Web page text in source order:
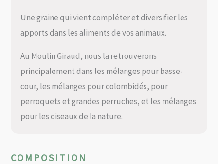
Une graine qui vient compléter et diversifier les
apports dans les aliments de vos animaux.
Au Moulin Giraud, nous la retrouverons
principalement dans les mélanges pour basse-
cour, les mélanges pour colombidés, pour
perroquets et grandes perruches, et les mélanges
pour les oiseaux de la nature.
COMPOSITION